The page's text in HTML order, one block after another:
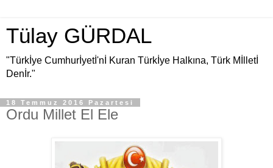
Tülay GÜRDAL
"Türkİye Cumhurİyetİ'nİ Kuran Türkİye Halkına, Türk Mİlletİ
Denİr."
18 Temmuz 2016 Pazartesi
Ordu Millet El Ele